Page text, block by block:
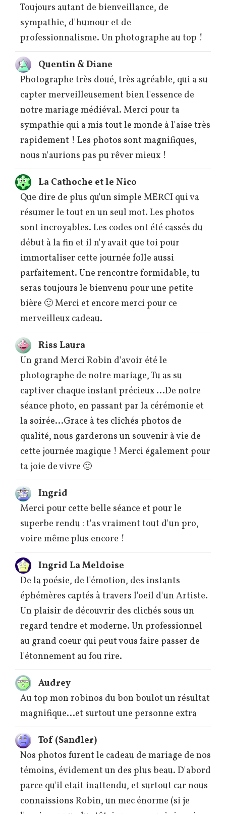
Toujours autant de bienveillance, de
sympathie, d'humour et de
professionnalisme. Un photographe au top !
Quentin & Diane
Photographe très doué, très agréable, qui a su
capter merveilleusement bien l'essence de
notre mariage médiéval. Merci pour ta
sympathie qui a mis tout le monde à l'aise très
rapidement ! Les photos sont magnifiques,
nous n'aurions pas pu rêver mieux !
La Cathoche et le Nico
Que dire de plus qu'un simple MERCI qui va
résumer le tout en un seul mot. Les photos
sont incroyables. Les codes ont été cassés du
début à la fin et il n'y avait que toi pour
immortaliser cette journée folle aussi
parfaitement. Une rencontre formidable, tu
seras toujours le bienvenu pour une petite
bière 🙂 Merci et encore merci pour ce
merveilleux cadeau.
Riss Laura
Un grand Merci Robin d'avoir été le
photographe de notre mariage, Tu as su
captiver chaque instant précieux ...De notre
séance photo, en passant par la cérémonie et
la soirée...Grace à tes clichés photos de
qualité, nous garderons un souvenir à vie de
cette journée magique ! Merci également pour
ta joie de vivre 🙂
Ingrid
Merci pour cette belle séance et pour le
superbe rendu : t'as vraiment tout d'un pro,
voire même plus encore !
Ingrid La Meldoise
De la poésie, de l'émotion, des instants
éphémères captés à travers l'oeil d'un Artiste.
Un plaisir de découvrir des clichés sous un
regard tendre et moderne. Un professionnel
au grand coeur qui peut vous faire passer de
l'étonnement au fou rire.
Audrey
Au top mon robinos du bon boulot un résultat
magnifique...et surtout une personne extra
Tof (Sandler)
Nos photos furent le cadeau de mariage de nos
témoins, évidement un des plus beau. D'abord
parce qu'il etait inattendu, et surtout car nous
connaissions Robin, un mec énorme (si je